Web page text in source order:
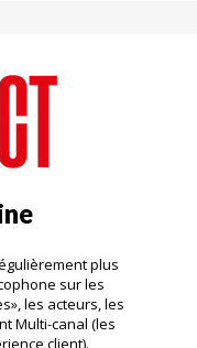
plus
sur les
les acteurs, les
Multi-canal (les
client).